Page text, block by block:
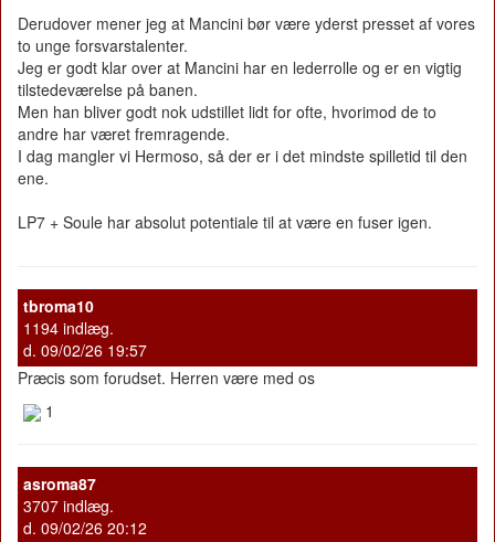
Derudover mener jeg at Mancini bør være yderst presset af vores
to unge forsvarstalenter.
Jeg er godt klar over at Mancini har en lederrolle og er en vigtig
tilstedeværelse på banen.
Men han bliver godt nok udstillet lidt for ofte, hvorimod de to
andre har været fremragende.
I dag mangler vi Hermoso, så der er i det mindste spilletid til den
ene.
LP7 + Soule har absolut potentiale til at være en fuser igen.
tbroma10
1194 indlæg.
d. 09/02/26 19:57
Præcis som forudset. Herren være med os
1
asroma87
3707 indlæg.
d. 09/02/26 20:12